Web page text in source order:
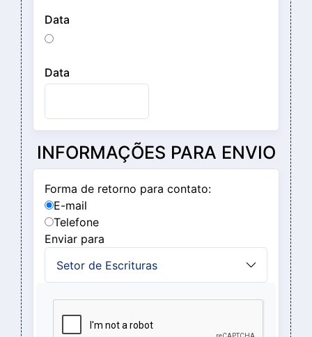
Data
Data
INFORMAÇÕES PARA ENVIO
Forma de retorno para contato:
E-mail
Telefone
Enviar para